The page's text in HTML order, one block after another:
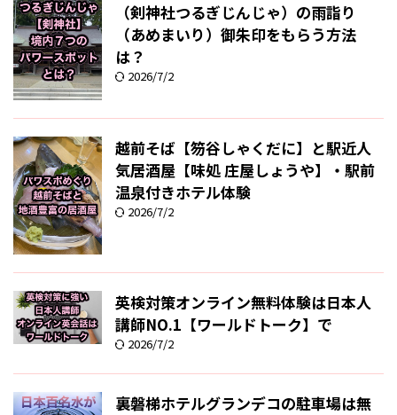
（剣神社つるぎじんじゃ）の雨詣り
（あめまいり）御朱印をもらう方法
は？
2026/7/2
越前そば【笏谷しゃくだに】と駅近人
気居酒屋【味処 庄屋しょうや】・駅前
温泉付きホテル体験
2026/7/2
英検対策オンライン無料体験は日本人
講師NO.1【ワールドトーク】で
2026/7/2
裏磐梯ホテルグランデコの駐車場は無